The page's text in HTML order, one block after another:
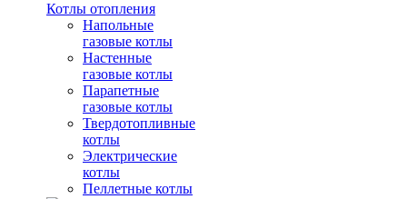
Котлы отопления
Напольные
газовые котлы
Настенные
газовые котлы
Парапетные
газовые котлы
Твердотопливные
котлы
Электрические
котлы
Пеллетные котлы